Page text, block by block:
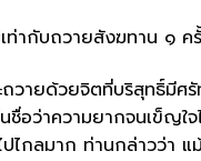
ท่ากับถวายสังฆทาน ๑ ค
วายด้วยจิตที่บริสุทธิ์มีศ
อว่าความยากจนเข็ญ
ปไกลมาก ท่านกล่าวว่